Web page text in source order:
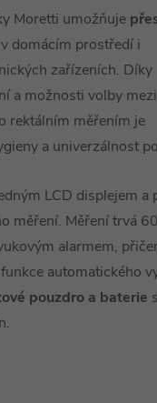
Moretti umožňuje
v domácím prostředí i
zařízeních. Díky
a možnosti volby mezi
rektálním měřením je
a univerzálnost
LCD displejem a
měření. Měření trvá 60
alarmem,
automatického
pouzdro a baterie s